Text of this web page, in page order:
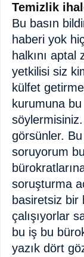
Temizlik
Bu basın
haberi yok
halkını
yetkilisi siz
külfet
kurumuna bu
söylermisiniz.
görsünler.
soruyorum
soruşturma
basiretsiz bir
çalışıyorlar
bu iş bu
yazık dört